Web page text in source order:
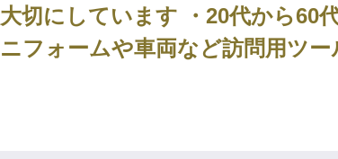
大切にしています ・20代から60
ニフォームや車両など訪問用ツ